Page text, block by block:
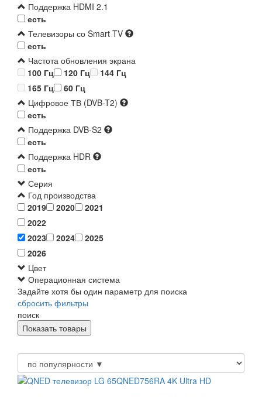
Поддержка HDMI 2.1
есть
Телевизоры со Smart TV
есть
Частота обновления экрана
100 Гц
120 Гц
144 Гц
165 Гц
60 Гц
Цифровое ТВ (DVB-T2)
есть
Поддержка DVB-S2
есть
Поддержка HDR
есть
Серия
Год производства
2019
2020
2021
2022
2023
2024
2025
2026
Цвет
Операционная система
Задайте хотя бы один параметр для поиска
сбросить фильтры
поиск